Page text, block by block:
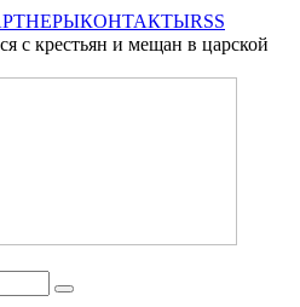
КОНТАКТЫRSS
с крестьян и мещан в царской